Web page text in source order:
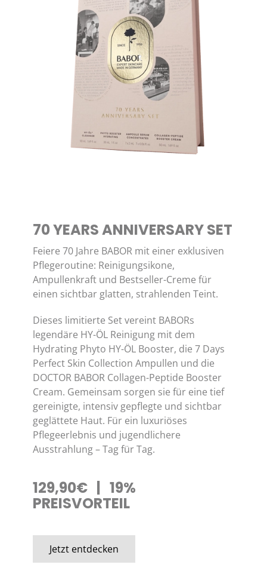
70 YEARS ANNIVERSARY SET
Feiere 70 Jahre BABOR mit einer exklusiven
Pflegeroutine: Reinigungsikone,
Ampullenkraft und Bestseller-Creme für
einen sichtbar glatten, strahlenden Teint.
Dieses limitierte Set vereint BABORs
legendäre HY-ÖL Reinigung mit dem
Hydrating Phyto HY-ÖL Booster, die 7 Days
Perfect Skin Collection Ampullen und die
DOCTOR BABOR Collagen-Peptide Booster
Cream. Gemeinsam sorgen sie für eine tief
gereinigte, intensiv gepflegte und sichtbar
geglättete Haut. Für ein luxuriöses
Pflegeerlebnis und jugendlichere
Ausstrahlung – Tag für Tag.
129,90€ | 19%
PREISVORTEIL
Jetzt entdecken